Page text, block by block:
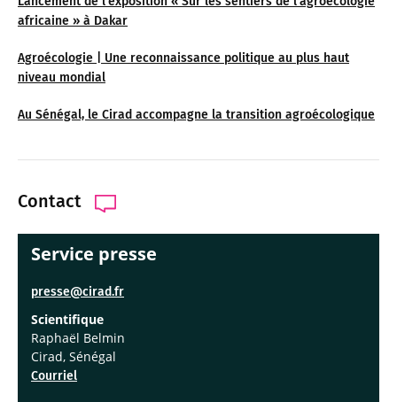
africaine » à Dakar
Agroécologie | Une reconnaissance politique au plus haut
niveau mondial
Au Sénégal, le Cirad accompagne la transition agroécologique
Contact
Service presse
presse@cirad.fr
Scientifique
Raphaël Belmin
Cirad, Sénégal
Courriel